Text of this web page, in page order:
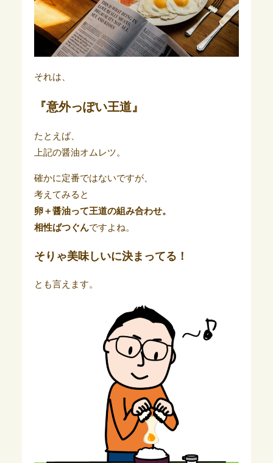
それは、
『意外っぽい王道』
たとえば、
上記の醤油オムレツ。
確かに定番ではないですが、
考えてみると
卵＋醤油って王道の組み合わせ。
相性ばつぐんですよね。
そりゃ美味しいに決まってる！
とも言えます。